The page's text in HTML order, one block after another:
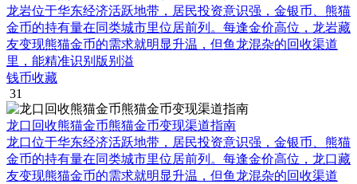
龙岩位于华东经济活跃地带，居民投资意识强，金银币、熊猫
金币的持有量在同类城市里位居前列。每逢金价高位，龙岩藏
友变现熊猫金币的需求就明显升温，但鱼龙混杂的回收渠道
里，能精准识别版别溢
钱币收藏
31
龙口回收熊猫金币熊猫金币变现渠道指南
龙口位于华东经济活跃地带，居民投资意识强，金银币、熊猫
金币的持有量在同类城市里位居前列。每逢金价高位，龙口藏
友变现熊猫金币的需求就明显升温，但鱼龙混杂的回收渠道